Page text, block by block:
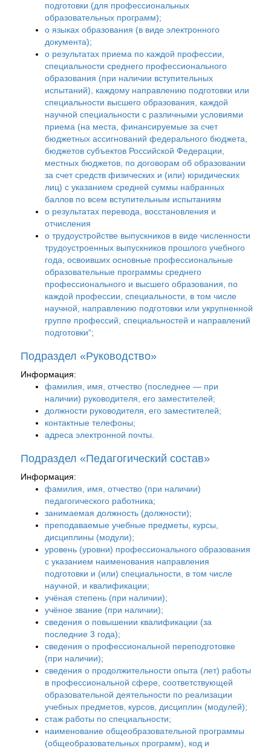
подготовки (для профессиональных
образовательных программ);
о языках образования (в виде электронного
документа);
о результатах приема по каждой профессии,
специальности среднего профессионального
образования (при наличии вступительных
испытаний), каждому направлению подготовки или
специальности высшего образования, каждой
научной специальности с различными условиями
приема (на места, финансируемые за счет
бюджетных ассигнований федерального бюджета,
бюджетов субъектов Российской Федерации,
местных бюджетов, по договорам об образовании
за счет средств физических и (или) юридических
лиц) с указанием средней суммы набранных
баллов по всем вступительным испытаниям
о результатах перевода, восстановления и
отчисления
о трудоустройстве выпускников в виде численности
трудоустроенных выпускников прошлого учебного
года, освоивших основные профессиональные
образовательные программы среднего
профессионального и высшего образования, по
каждой профессии, специальности, в том числе
научной, направлению подготовки или укрупненной
группе профессий, специальностей и направлений
подготовки“;
Подраздел «Руководство»
Информация:
фамилия, имя, отчество (последнее — при
наличии) руководителя, его заместителей;
должности руководителя, его заместителей;
контактные телефоны;
адреса электронной почты.
Подраздел «Педагогический состав»
Информация:
фамилия, имя, отчество (при наличии)
педагогического работника;
занимаемая должность (должности);
преподаваемые учебные предметы, курсы,
дисциплины (модули);
уровень (уровни) профессионального образования
с указанием наименования направления
подготовки и (или) специальности, в том числе
научной, и квалификации;
учёная степень (при наличии);
учёное звание (при наличии);
сведения о повышении квалификации (за
последние 3 года);
сведения о профессиональной переподготовке
(при наличии);
сведения о продолжительности опыта (лет) работы
в профессиональной сфере, соответствующей
образовательной деятельности по реализации
учебных предметов, курсов, дисциплин (модулей);
стаж работы по специальности;
наименование общеобразовательной программы
(общеобразовательных программ), код и